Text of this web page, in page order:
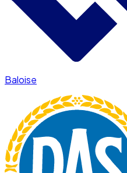
Baloise